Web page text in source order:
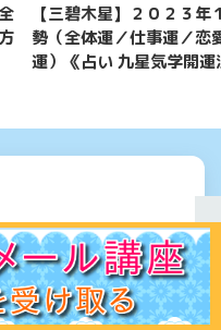
【三碧木星】２０２３年
勢（全体運／仕事運／恋
運）《占い 九星気学開運
声体験談 記事一覧お問合せ Q＆A 出版書